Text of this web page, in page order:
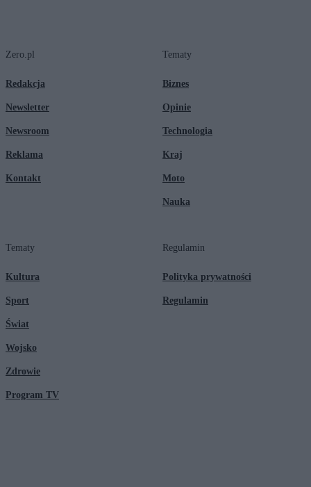
Zero.pl
Redakcja
Newsletter
Newsroom
Reklama
Kontakt
Tematy
Biznes
Opinie
Technologia
Kraj
Moto
Nauka
Tematy
Kultura
Sport
Świat
Wojsko
Zdrowie
Program TV
Regulamin
Polityka prywatności
Regulamin